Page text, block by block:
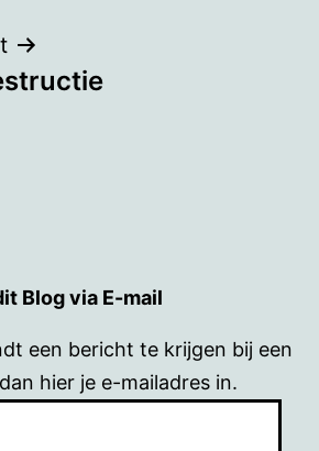
Blog via E-mail
een bericht te krijgen bij een
hier je e-mailadres in.